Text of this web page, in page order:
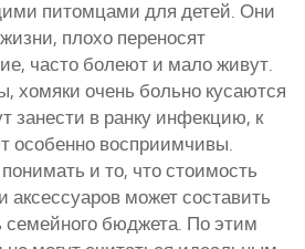
питомцами для детей. Они
плохо переносят
часто болеют и мало живут.
хомяки очень больно кусаются
занести в ранку инфекцию, к
особенно восприимчивы.
и то, что стоимость
аксессуаров может составить
семейного бюджета. По этим